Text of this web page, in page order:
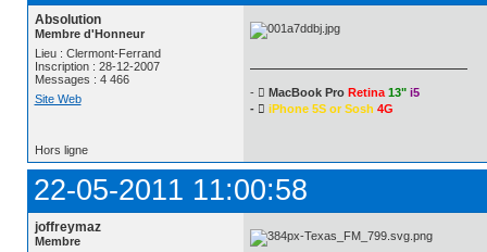
Absolution
Membre d'Honneur
Lieu : Clermont-Ferrand
Inscription : 28-12-2007
Messages : 4 466
Site Web
-  MacBook Pro Retina 13" i5
-  iPhone 5S or Sosh 4G
Hors ligne
22-05-2011 11:00:58
joffreymaz
Membre